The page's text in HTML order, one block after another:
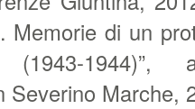
Memorie di un
(1943-
Severino Marche,